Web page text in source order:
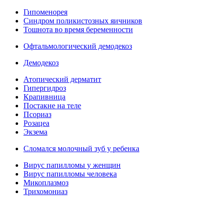
Гипоменорея
Синдром поликистозных яичников
Тошнота во время беременности
Офтальмологический демодекоз
Демодекоз
Атопический дерматит
Гипергидроз
Крапивница
Постакне на теле
Псориаз
Розацеа
Экзема
Сломался молочный зуб у ребенка
Вирус папилломы у женщин
Вирус папилломы человека
Микоплазмоз
Трихомониаз